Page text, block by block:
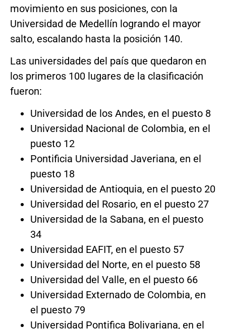
movimiento en sus posiciones, con la
Universidad de Medellín logrando el mayor
salto, escalando hasta la posición 140.
Las universidades del país que quedaron en
los primeros 100 lugares de la clasificación
fueron:
Universidad de los Andes, en el puesto 8
Universidad Nacional de Colombia, en el
puesto 12
Pontificia Universidad Javeriana, en el
puesto 18
Universidad de Antioquia, en el puesto 20
Universidad del Rosario, en el puesto 27
Universidad de la Sabana, en el puesto
34
Universidad EAFIT, en el puesto 57
Universidad del Norte, en el puesto 58
Universidad del Valle, en el puesto 66
Universidad Externado de Colombia, en
el puesto 79
Universidad Pontifica Bolivariana, en el